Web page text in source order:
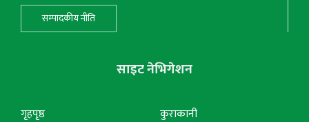
सम्पादकीय नीति
साइट नेभिगेशन
गृहपृष्ठ कुराकानी